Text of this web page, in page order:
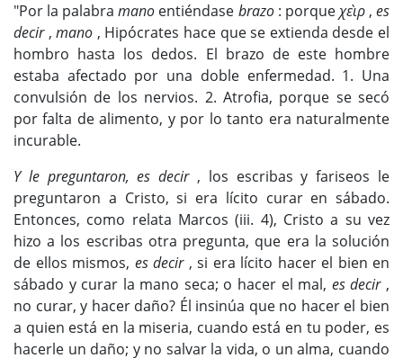
"Por la palabramano entiéndase brazo: porque χεὶρ,es
decir,mano , Hipócrates hace que se extienda desde el
hombro hasta los dedos. El brazo de este hombre
estaba afectado por una doble enfermedad. 1. Una
convulsión de los nervios. 2. Atrofia, porque se secó
por falta de alimento, y por lo tanto era naturalmente
incurable.
Y le preguntaron, es decir, los escribas y fariseos le
preguntaron a Cristo, si era lícito curar en sábado.
Entonces, como relata Marcos (iii. 4), Cristo a su vez
hizo a los escribas otra pregunta, que era la solución
de ellos mismos, es decir, si era lícito hacer el bien en
sábado y curar la mano seca; o hacer el mal, es decir,
no curar, y hacer daño? Él insinúa que no hacer el bien
a quien está en la miseria, cuando está en tu poder, es
hacerle un daño; y no salvar la vida, o un alma, cuando